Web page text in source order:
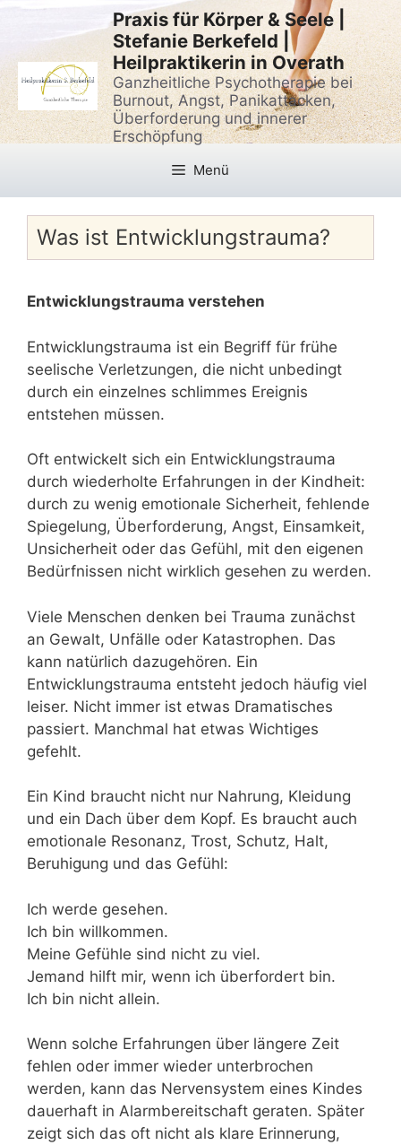
Zum
springen
Praxis für Körper & Seele |
Stefanie Berkefeld |
Heilpraktikerin in Overath
Ganzheitliche Psychotherapie bei
Burnout, Angst, Panikattacken,
Überforderung und innerer
Erschöpfung
Menü
Was ist Entwicklungstrauma?
Entwicklungstrauma verstehen
Entwicklungstrauma ist ein Begriff für frühe
seelische Verletzungen, die nicht unbedingt
durch ein einzelnes schlimmes Ereignis
entstehen müssen.
Oft entwickelt sich ein Entwicklungstrauma
durch wiederholte Erfahrungen in der Kindheit:
durch zu wenig emotionale Sicherheit, fehlende
Spiegelung, Überforderung, Angst, Einsamkeit,
Unsicherheit oder das Gefühl, mit den eigenen
Bedürfnissen nicht wirklich gesehen zu werden.
Viele Menschen denken bei Trauma zunächst
an Gewalt, Unfälle oder Katastrophen. Das
kann natürlich dazugehören. Ein
Entwicklungstrauma entsteht jedoch häufig viel
leiser. Nicht immer ist etwas Dramatisches
passiert. Manchmal hat etwas Wichtiges
gefehlt.
Ein Kind braucht nicht nur Nahrung, Kleidung
und ein Dach über dem Kopf. Es braucht auch
emotionale Resonanz, Trost, Schutz, Halt,
Beruhigung und das Gefühl:
Ich werde gesehen.
Ich bin willkommen.
Meine Gefühle sind nicht zu viel.
Jemand hilft mir, wenn ich überfordert bin.
Ich bin nicht allein.
Wenn solche Erfahrungen über längere Zeit
fehlen oder immer wieder unterbrochen
werden, kann das Nervensystem eines Kindes
dauerhaft in Alarmbereitschaft geraten. Später
zeigt sich das oft nicht als klare Erinnerung,